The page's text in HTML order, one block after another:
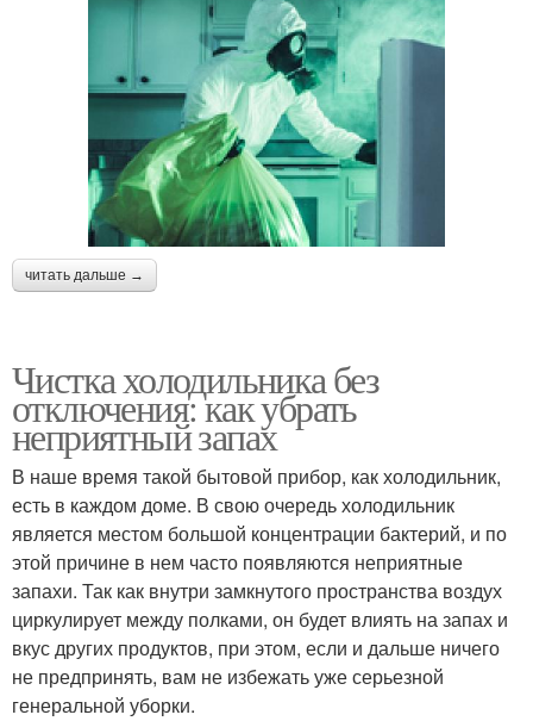
читать дальше →
Чистка холодильника без
отключения: как убрать
неприятный запах
В наше время такой бытовой прибор, как холодильник,
есть в каждом доме. В свою очередь холодильник
является местом большой концентрации бактерий, и по
этой причине в нем часто появляются неприятные
запахи. Так как внутри замкнутого пространства воздух
циркулирует между полками, он будет влиять на запах и
вкус других продуктов, при этом, если и дальше ничего
не предпринять, вам не избежать уже серьезной
генеральной уборки.